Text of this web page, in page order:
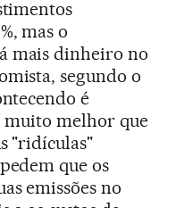
mas o
mais dinheiro no
segundo o
é
muito melhor que
"ridículas"
que os
emissões no